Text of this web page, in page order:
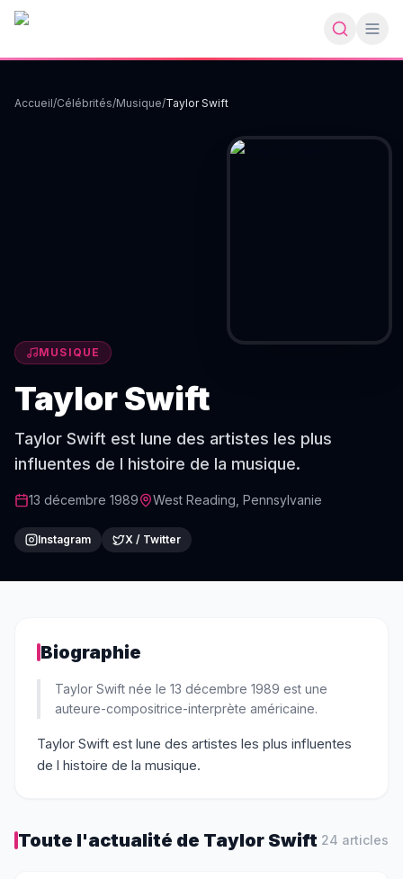
Accueil/Célébrités/Musique/Taylor Swift
MUSIQUE
Taylor Swift
Taylor Swift est lune des artistes les plus
influentes de l histoire de la musique.
13 décembre 1989 West Reading, Pennsylvanie
Instagram X / Twitter
Biographie
Taylor Swift née le 13 décembre 1989 est une
auteure-compositrice-interprète américaine.
Taylor Swift est lune des artistes les plus influentes
de l histoire de la musique.
Toute l'actualité de Taylor Swift 24 articles